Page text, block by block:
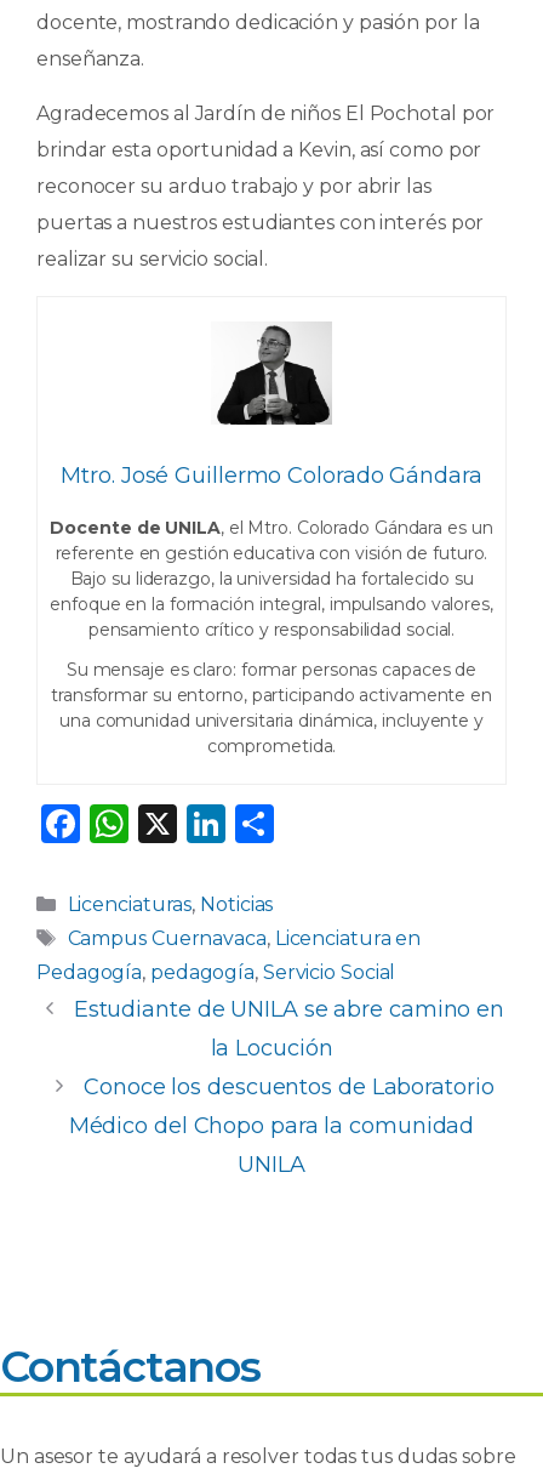
docente, mostrando dedicación y pasión por la
enseñanza.
Agradecemos al Jardín de niños El Pochotal por
brindar esta oportunidad a Kevin, así como por
reconocer su arduo trabajo y por abrir las
puertas a nuestros estudiantes con interés por
realizar su servicio social.
Mtro. José Guillermo Colorado Gándara
Docente de UNILA, el Mtro. Colorado Gándara es un
referente en gestión educativa con visión de futuro.
Bajo su liderazgo, la universidad ha fortalecido su
enfoque en la formación integral, impulsando valores,
pensamiento crítico y responsabilidad social.
Su mensaje es claro: formar personas capaces de
transformar su entorno, participando activamente en
una comunidad universitaria dinámica, incluyente y
comprometida.
F
c
e
b
o
k
W
a
ts
A
p
X
Li
k
e
dI
n
p
ar
ti
r
Categorías
Licenciaturas, Noticias
Etiquetas
Campus Cuernavaca, Licenciatura en
Pedagogía, pedagogía, Servicio Social
Estudiante de UNILA se abre camino en
la Locución
Conoce los descuentos de Laboratorio
Médico del Chopo para la comunidad
UNILA
Contáctanos
Un asesor te ayudará a resolver todas tus dudas sobre